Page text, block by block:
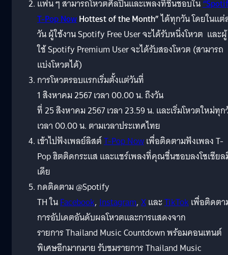
แฟน ๆ สามารถโหวตศิลปินและเพลงที่ชื่นชอบใน“
T-Pop NowHottest of the Month”ได้ทุกวัน โดยในแต่
วัน ผู้ใช้งาน Spotify Free User จะได้รับหนึ่งโหวต และผู้
ใช้ Spotify Premium User จะได้รับสองโหวต (สามารถ
แบ่งโหวตได้)
การโหวตรอบแรกเริ่มตั้งแต่วันที่
1 สิงหาคม 2567 เวลา 00.00 น. ถึงวัน
ที่ 25 สิงหาคม 2567 เวลา 23.59 น. และเริ่มโหวตใหม่ทุ
เวลา 00.00 น. ตามเวลาประเทศไทย
เข้าไปฟังเพลย์ลิสต์T-Pop Nowเพื่อติดตามฟังเพลง T-
Pop ฮิตติดกระแส และแชร์เพลงที่คุณชื่นชอบลงโซเชีย
เดีย
กดติดตาม @Spotify
TH ในFacebook, Instagram, XและTikTokเพื่อติดต
การอัปเดตอันดับผลโหวตและการแสดงจาก
รายการ Thailand Music Countdown พร้อมคอนเทนต์
พิเศษอีกมากมาย รับชมรายการ Thailand Music